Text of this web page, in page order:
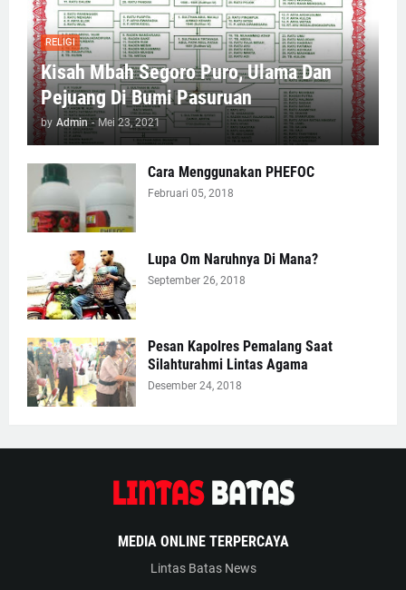
RELIGI
Kisah Mbah Segoro Puro, Ulama Dan
Pejuang Di Bumi Pasuruan
by Admin - Mei 23, 2021
Cara Menggunakan PHEFOC
Februari 05, 2018
Lupa Om Naruhnya Di Mana?
September 26, 2018
Pesan Kapolres Pemalang Saat
Silahturahmi Lintas Agama
Desember 24, 2018
MEDIA ONLINE TERPERCAYA
Lintas Batas News